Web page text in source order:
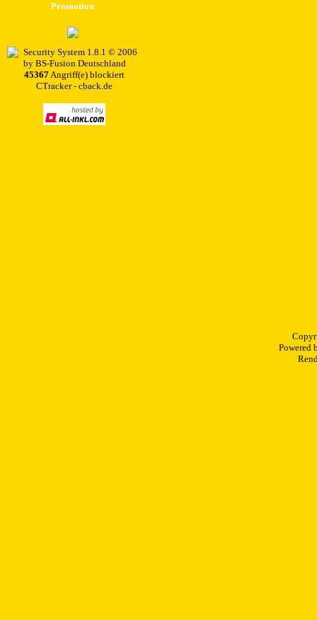
Promotion
45367Angriff(e) blockiert
CTracker - cback.de
Powered